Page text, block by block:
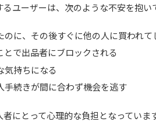
るユーザーは、次のような不安を抱い
のに、その後すぐに他の人に買われて
とで出品者にブロックされる
気持ちになる
手続きが間に合わず機会を逃す
にとって心理的な負担となっていま